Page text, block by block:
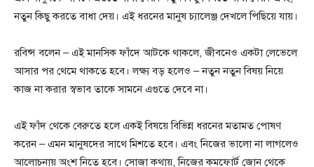
নতুন কিছু করতে বাধা দেয়। এই ধরনের মানুষ চ্যালেঞ্জ দেখলে পিছিয়ে যায়।
রবিন্স বলেন – এই মানসিক ফাঁদে আটকে থাকলে, জীবনেও একটা লেভেলে
আসার পর থেমে থাকতে হবে। লক্ষ্য বড় হলেও – নতুন নতুন বিষয় নিয়ে
কাজ না করার স্বভাব তাকে সামনে এগুতে দেবে না।
এই ফাঁদ থেকে বেরুতে হলে একই বিষয়ে বিভিন্ন ধরনের মতামত পোষণ
করেন – এমন মানুষদের সাথে মিশতে হবে। এবং নিজের ভালো না লাগলেও
আলোচনায় অংশ নিতে হবে। সোজা কথায়, নিজের কমফোর্ট জোন থেকে